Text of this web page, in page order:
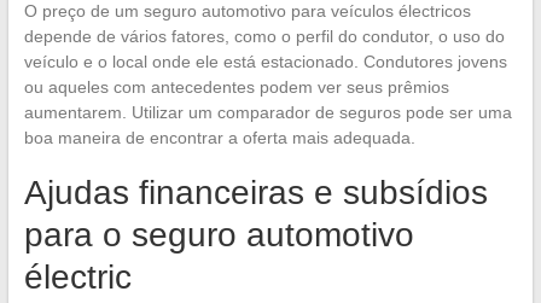
O preço de um seguro automotivo para veículos électricos
depende de vários fatores, como o perfil do condutor, o uso do
veículo e o local onde ele está estacionado. Condutores jovens
ou aqueles com antecedentes podem ver seus prêmios
aumentarem. Utilizar um comparador de seguros pode ser uma
boa maneira de encontrar a oferta mais adequada.
Ajudas financeiras e subsídios
para o seguro automotivo
électric